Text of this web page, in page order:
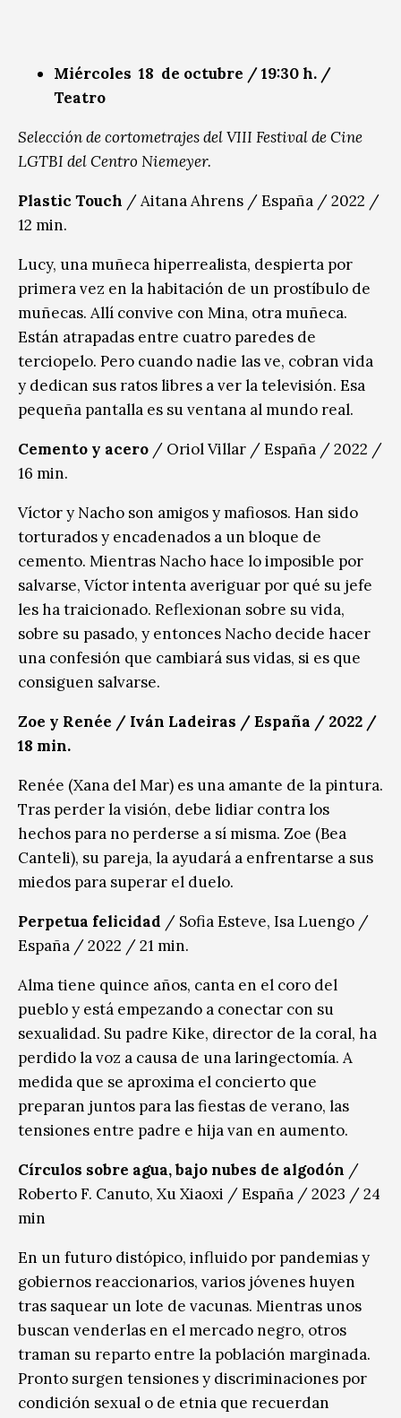
Miércoles 18 de octubre / 19:30 h. /
Teatro
Selección de cortometrajes del VIII Festival de Cine
LGTBI del Centro Niemeyer.
Plastic Touch / Aitana Ahrens / España / 2022 /
12 min.
Lucy, una muñeca hiperrealista, despierta por
primera vez en la habitación de un prostíbulo de
muñecas. Allí convive con Mina, otra muñeca.
Están atrapadas entre cuatro paredes de
terciopelo. Pero cuando nadie las ve, cobran vida
y dedican sus ratos libres a ver la televisión. Esa
pequeña pantalla es su ventana al mundo real.
Cemento y acero / Oriol Villar / España / 2022 /
16 min.
Víctor y Nacho son amigos y mafiosos. Han sido
torturados y encadenados a un bloque de
cemento. Mientras Nacho hace lo imposible por
salvarse, Víctor intenta averiguar por qué su jefe
les ha traicionado. Reflexionan sobre su vida,
sobre su pasado, y entonces Nacho decide hacer
una confesión que cambiará sus vidas, si es que
consiguen salvarse.
Zoe y Renée / Iván Ladeiras / España / 2022 /
18 min.
Renée (Xana del Mar) es una amante de la pintura.
Tras perder la visión, debe lidiar contra los
hechos para no perderse a sí misma. Zoe (Bea
Canteli), su pareja, la ayudará a enfrentarse a sus
miedos para superar el duelo.
Perpetua felicidad / Sofia Esteve, Isa Luengo /
España / 2022 / 21 min.
Alma tiene quince años, canta en el coro del
pueblo y está empezando a conectar con su
sexualidad. Su padre Kike, director de la coral, ha
perdido la voz a causa de una laringectomía. A
medida que se aproxima el concierto que
preparan juntos para las fiestas de verano, las
tensiones entre padre e hija van en aumento.
Círculos sobre agua, bajo nubes de algodón /
Roberto F. Canuto, Xu Xiaoxi / España / 2023 / 24
min
En un futuro distópico, influido por pandemias y
gobiernos reaccionarios, varios jóvenes huyen
tras saquear un lote de vacunas. Mientras unos
buscan venderlas en el mercado negro, otros
traman su reparto entre la población marginada.
Pronto surgen tensiones y discriminaciones por
condición sexual o de etnia que recuerdan